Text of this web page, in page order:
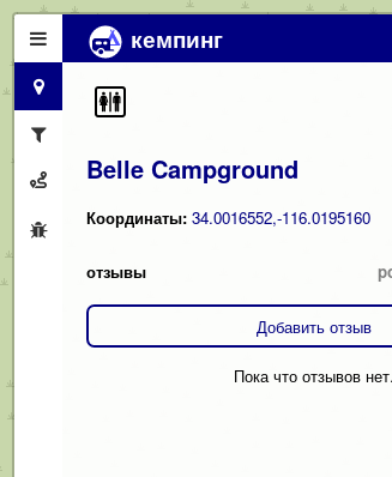
кемпинг
Belle Campground
Координаты: 34.0016552,-116.0195160
отзывы
Добавить отзыв
Пока что отзывов нет.